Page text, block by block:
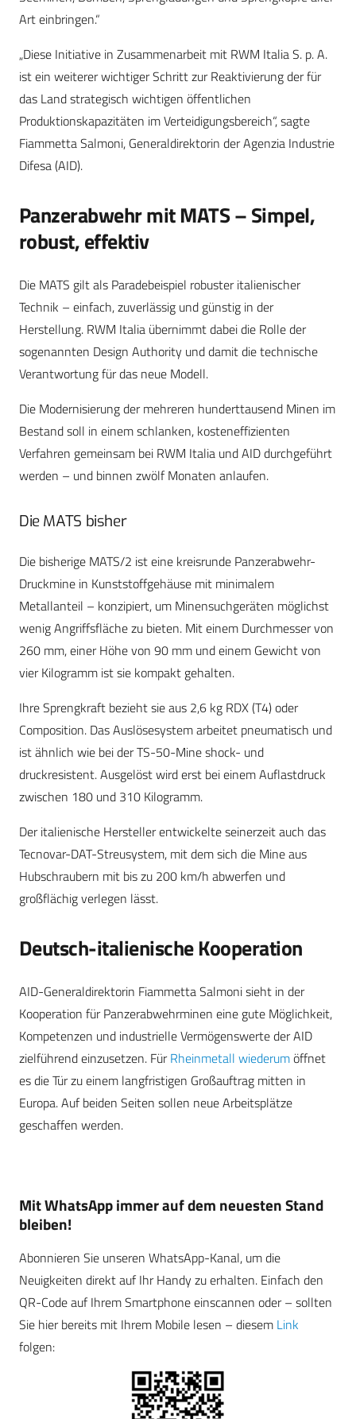
Art einbringen.“
„Diese Initiative in Zusammenarbeit mit RWM Italia S. p. A.
ist ein weiterer wichtiger Schritt zur Reaktivierung der für
das Land strategisch wichtigen öffentlichen
Produktionskapazitäten im Verteidigungsbereich“, sagte
Fiammetta Salmoni, Generaldirektorin der Agenzia Industrie
Difesa (AID).
Panzerabwehr mit MATS – Simpel,
robust, effektiv
Die MATS gilt als Paradebeispiel robuster italienischer
Technik – einfach, zuverlässig und günstig in der
Herstellung. RWM Italia übernimmt dabei die Rolle der
sogenannten Design Authority und damit die technische
Verantwortung für das neue Modell.
Die Modernisierung der mehreren hunderttausend Minen im
Bestand soll in einem schlanken, kosteneffizienten
Verfahren gemeinsam bei RWM Italia und AID durchgeführt
werden – und binnen zwölf Monaten anlaufen.
Die MATS bisher
Die bisherige MATS/2 ist eine kreisrunde Panzerabwehr-
Druckmine in Kunststoffgehäuse mit minimalem
Metallanteil – konzipiert, um Minensuchgeräten möglichst
wenig Angriffsfläche zu bieten. Mit einem Durchmesser von
260 mm, einer Höhe von 90 mm und einem Gewicht von
vier Kilogramm ist sie kompakt gehalten.
Ihre Sprengkraft bezieht sie aus 2,6 kg RDX (T4) oder
Composition. Das Auslösesystem arbeitet pneumatisch und
ist ähnlich wie bei der TS-50-Mine shock- und
druckresistent. Ausgelöst wird erst bei einem Auflastdruck
zwischen 180 und 310 Kilogramm.
Der italienische Hersteller entwickelte seinerzeit auch das
Tecnovar-DAT-Streusystem, mit dem sich die Mine aus
Hubschraubern mit bis zu 200 km/h abwerfen und
großflächig verlegen lässt.
Deutsch-italienische Kooperation
AID-Generaldirektorin Fiammetta Salmoni sieht in der
Kooperation für Panzerabwehrminen eine gute Möglichkeit,
Kompetenzen und industrielle Vermögenswerte der AID
zielführend einzusetzen. FürRheinmetall wiederumöffnet
es die Tür zu einem langfristigen Großauftrag mitten in
Europa. Auf beiden Seiten sollen neue Arbeitsplätze
geschaffen werden.
Mit WhatsApp immer auf dem neuesten Stand
bleiben!
Abonnieren Sie unseren WhatsApp-Kanal, um die
Neuigkeiten direkt auf Ihr Handy zu erhalten. Einfach den
QR-Code auf Ihrem Smartphone einscannen oder – sollten
Sie hier bereits mit Ihrem Mobile lesen – diesem Link
folgen: